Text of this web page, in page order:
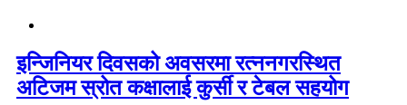
इन्जिनियर दिवसको अवसरमा रत्ननगरस्थित
अटिजम स्रोत कक्षालाई कुर्सी र टेबल सहयोग